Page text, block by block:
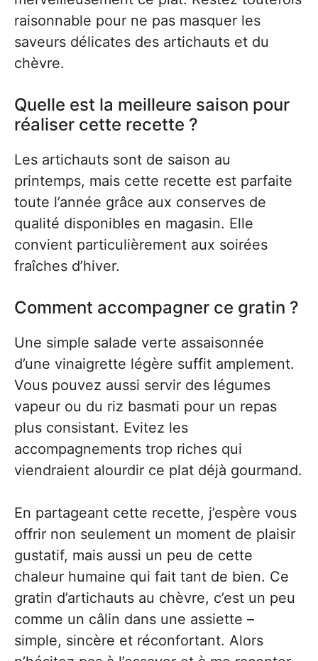
raisonnable pour ne pas masquer les
saveurs délicates des artichauts et du
chèvre.
Quelle est la meilleure saison pour
réaliser cette recette ?
Les artichauts sont de saison au
printemps, mais cette recette est parfaite
toute l’année grâce aux conserves de
qualité disponibles en magasin. Elle
convient particulièrement aux soirées
fraîches d’hiver.
Comment accompagner ce gratin ?
Une simple salade verte assaisonnée
d’une vinaigrette légère suffit amplement.
Vous pouvez aussi servir des légumes
vapeur ou du riz basmati pour un repas
plus consistant. Evitez les
accompagnements trop riches qui
viendraient alourdir ce plat déjà gourmand.
En partageant cette recette, j’espère vous
offrir non seulement un moment de plaisir
gustatif, mais aussi un peu de cette
chaleur humaine qui fait tant de bien. Ce
gratin d’artichauts au chèvre, c’est un peu
comme un câlin dans une assiette –
simple, sincère et réconfortant. Alors